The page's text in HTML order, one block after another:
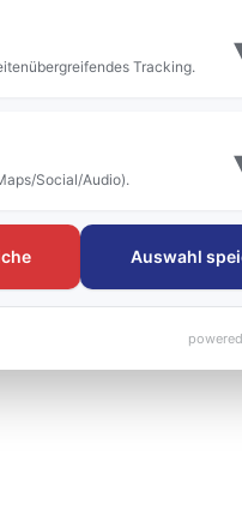
Bezeichnung
werden
Tracking.
Social/Audio).
Auswahl